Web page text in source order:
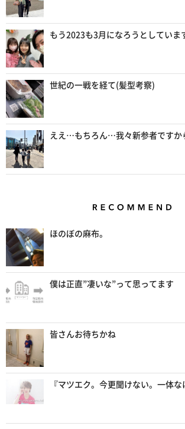
もう2023も3月になろうとしていま
世紀の一戦を経て(髪型考察)
ええ…もちろん…我々新参者ですか
ほのぼの麻布。
僕は正直”凄いな”って思ってます
皆さんお待ちかね
『マツエク。今更聞けない。一体な